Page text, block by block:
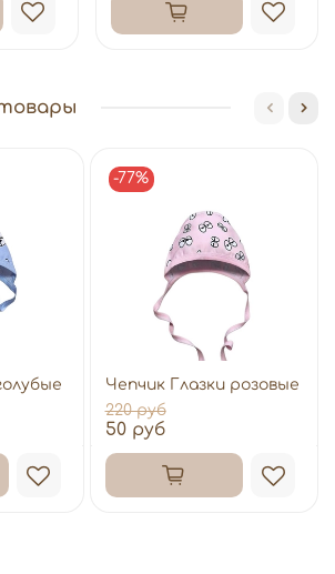
-77%
Чепчик Глазки розовые
220 руб
50 руб